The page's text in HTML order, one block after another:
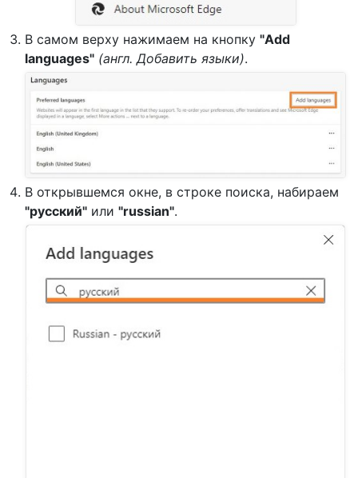
В самом верху нажимаем на кнопку "Add
languages" (англ. Добавить языки).
В открывшемся окне, в строке поиска, набираем
"русский" или "russian".